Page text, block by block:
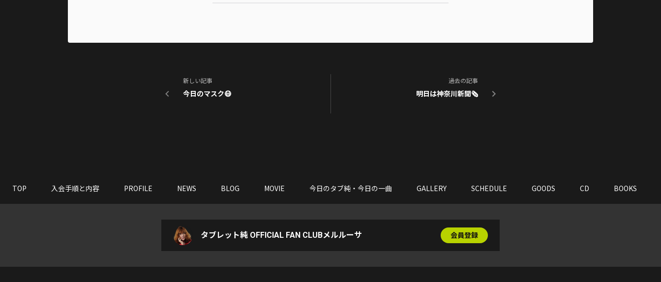
新しい記事
今日のマスク😷
過去の記事
明日は神奈川新聞🗞
TOP 入会手順と内容 PROFILE NEWS BLOG MOVIE 今日のタブ純・今日の一曲 GALLERY SCHEDULE GOODS CD BOOKS
タブレット純 OFFICIAL FAN CLUBメルルーサ 会員登録